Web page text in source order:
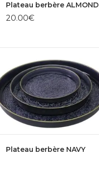
Plateau berbère ALMOND
20.00€
Plateau berbère NAVY